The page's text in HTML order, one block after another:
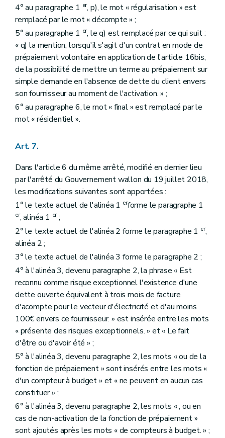
4° au paragraphe 1 er, p), le mot « régularisation » est
remplacé par le mot « décompte » ;
5° au paragraphe 1 er, le q) est remplacé par ce qui suit :
« q) la mention, lorsqu'il s'agit d'un contrat en mode de
prépaiement volontaire en application de l'article 16bis,
de la possibilité de mettre un terme au prépaiement sur
simple demande en l'absence de dette du client envers
son fournisseur au moment de l'activation. » ;
6° au paragraphe 6, le mot « final » est remplacé par le
mot « résidentiel ».
Art. 7.
Dans l'article 6 du même arrêté, modifié en dernier lieu
par l'arrêté du Gouvernement wallon du 19 juillet 2018,
les modifications suivantes sont apportées :
1° le texte actuel de l'alinéa 1 erforme le paragraphe 1
er, alinéa 1 er;
2° le texte actuel de l'alinéa 2 forme le paragraphe 1 er,
alinéa 2 ;
3° le texte actuel de l'alinéa 3 forme le paragraphe 2 ;
4° à l'alinéa 3, devenu paragraphe 2, la phrase « Est
reconnu comme risque exceptionnel l'existence d'une
dette ouverte équivalent à trois mois de facture
d'acompte pour le vecteur d'électricité et d'au moins
100€ envers ce fournisseur. » est insérée entre les mots
« présente des risques exceptionnels. » et « Le fait
d'être ou d'avoir été » ;
5° à l'alinéa 3, devenu paragraphe 2, les mots « ou de la
fonction de prépaiement » sont insérés entre les mots «
d'un compteur à budget » et « ne peuvent en aucun cas
constituer » ;
6° à l'alinéa 3, devenu paragraphe 2, les mots « , ou en
cas de non-activation de la fonction de prépaiement »
sont ajoutés après les mots « de compteurs à budget. » ;